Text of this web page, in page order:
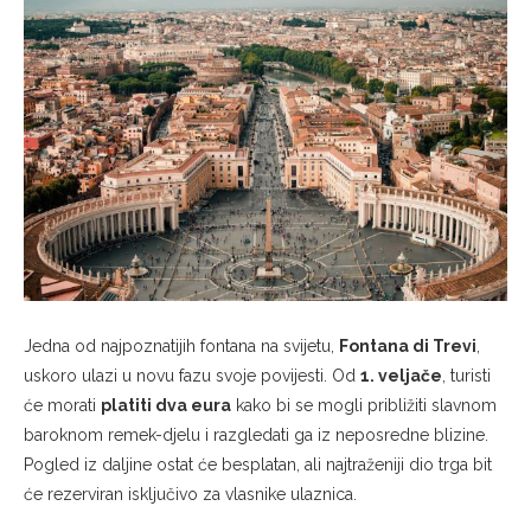
Jedna od najpoznatijih fontana na svijetu, Fontana di Trevi
uskoro ulazi u novu fazu svoje povijesti. Od 1. veljače , turisti
će morati platiti dva eura kako bi se mogli približiti slavnom
baroknom remek-djelu i razgledati ga iz neposredne blizine.
Pogled iz daljine ostat će besplatan, ali najtraženiji dio trga bit
će rezerviran isključivo za vlasnike ulaznica.